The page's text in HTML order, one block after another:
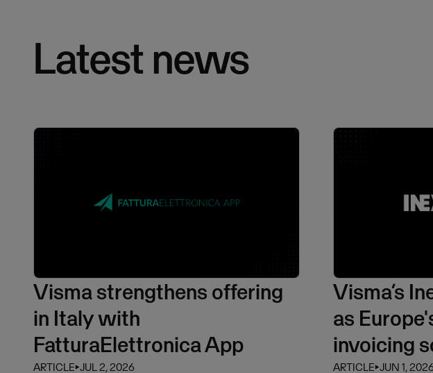
Latest news
Visma strengthens offering
in Italy with
FatturaElettronica App
ARTICLE⏵JUL 2, 2026
Visma’s
as
invoicing
ARTICLE⏵JUN 1,